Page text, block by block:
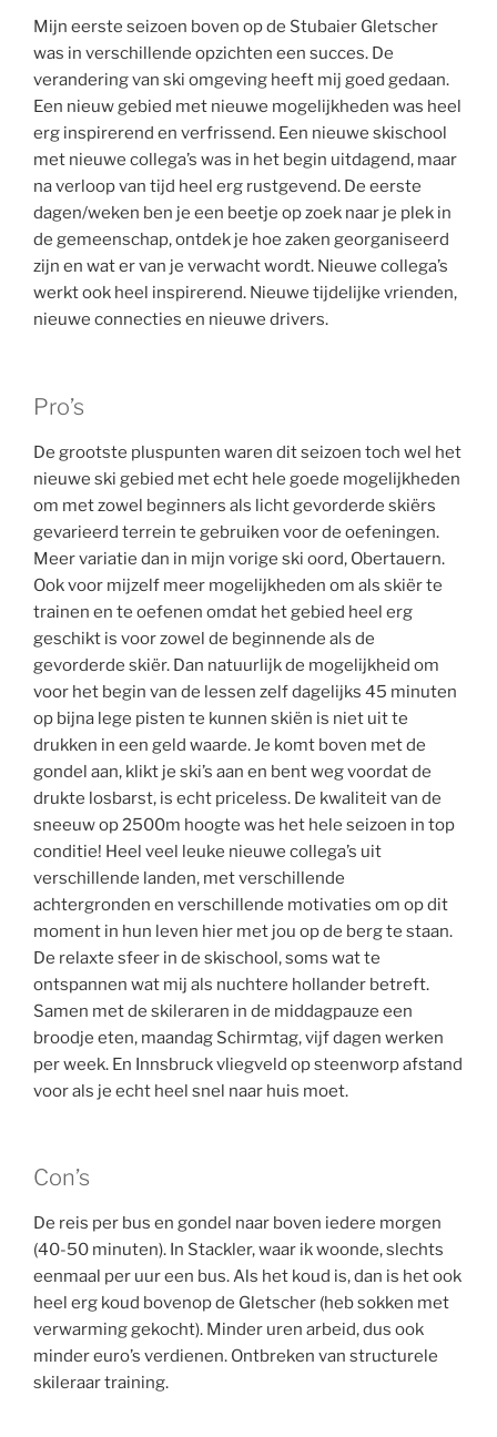
Mijn eerste seizoen boven op de Stubaier Gletscher
was in verschillende opzichten een succes. De
verandering van ski omgeving heeft mij goed gedaan.
Een nieuw gebied met nieuwe mogelijkheden was heel
erg inspirerend en verfrissend. Een nieuwe skischool
met nieuwe collega’s was in het begin uitdagend, maar
na verloop van tijd heel erg rustgevend. De eerste
dagen/weken ben je een beetje op zoek naar je plek in
de gemeenschap, ontdek je hoe zaken georganiseerd
zijn en wat er van je verwacht wordt. Nieuwe collega’s
werkt ook heel inspirerend. Nieuwe tijdelijke vrienden,
nieuwe connecties en nieuwe drivers.
Pro’s
De grootste pluspunten waren dit seizoen toch wel het
nieuwe ski gebied met echt hele goede mogelijkheden
om met zowel beginners als licht gevorderde skiërs
gevarieerd terrein te gebruiken voor de oefeningen.
Meer variatie dan in mijn vorige ski oord, Obertauern.
Ook voor mijzelf meer mogelijkheden om als skiër te
trainen en te oefenen omdat het gebied heel erg
geschikt is voor zowel de beginnende als de
gevorderde skiër. Dan natuurlijk de mogelijkheid om
voor het begin van de lessen zelf dagelijks 45 minuten
op bijna lege pisten te kunnen skiën is niet uit te
drukken in een geld waarde. Je komt boven met de
gondel aan, klikt je ski’s aan en bent weg voordat de
drukte losbarst, is echt priceless. De kwaliteit van de
sneeuw op 2500m hoogte was het hele seizoen in top
conditie! Heel veel leuke nieuwe collega’s uit
verschillende landen, met verschillende
achtergronden en verschillende motivaties om op dit
moment in hun leven hier met jou op de berg te staan.
De relaxte sfeer in de skischool, soms wat te
ontspannen wat mij als nuchtere hollander betreft.
Samen met de skileraren in de middagpauze een
broodje eten, maandag Schirmtag, vijf dagen werken
per week. En Innsbruck vliegveld op steenworp afstand
voor als je echt heel snel naar huis moet.
Con’s
De reis per bus en gondel naar boven iedere morgen
(40-50 minuten). In Stackler, waar ik woonde, slechts
eenmaal per uur een bus. Als het koud is, dan is het ook
heel erg koud bovenop de Gletscher (heb sokken met
verwarming gekocht). Minder uren arbeid, dus ook
minder euro’s verdienen. Ontbreken van structurele
skileraar training.